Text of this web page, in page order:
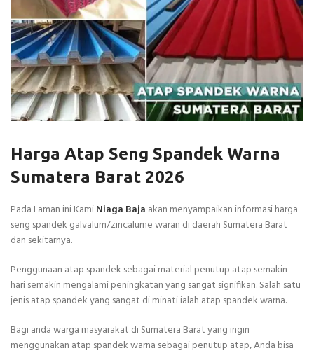
Harga Atap Seng Spandek Warna
Sumatera Barat 2026
Pada Laman ini KamiNiaga Baja akan menyampaikan informasi harga
seng spandek galvalum/zincalume waran di daerah Sumatera Barat
dan sekitarnya.
Penggunaan atap spandek sebagai material penutup atap semakin
hari semakin mengalami peningkatan yang sangat signifikan. Salah satu
jenis atap spandek yang sangat di minati ialah atap spandek warna.
Bagi anda warga masyarakat di Sumatera Barat yang ingin
menggunakan atap spandek warna sebagai penutup atap, Anda bisa